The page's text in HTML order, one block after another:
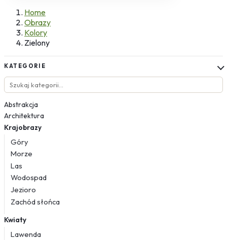
Home
Obrazy
Kolory
Zielony
KATEGORIE
Abstrakcja
Architektura
Krajobrazy
Góry
Morze
Las
Wodospad
Jezioro
Zachód słońca
Kwiaty
Lawenda